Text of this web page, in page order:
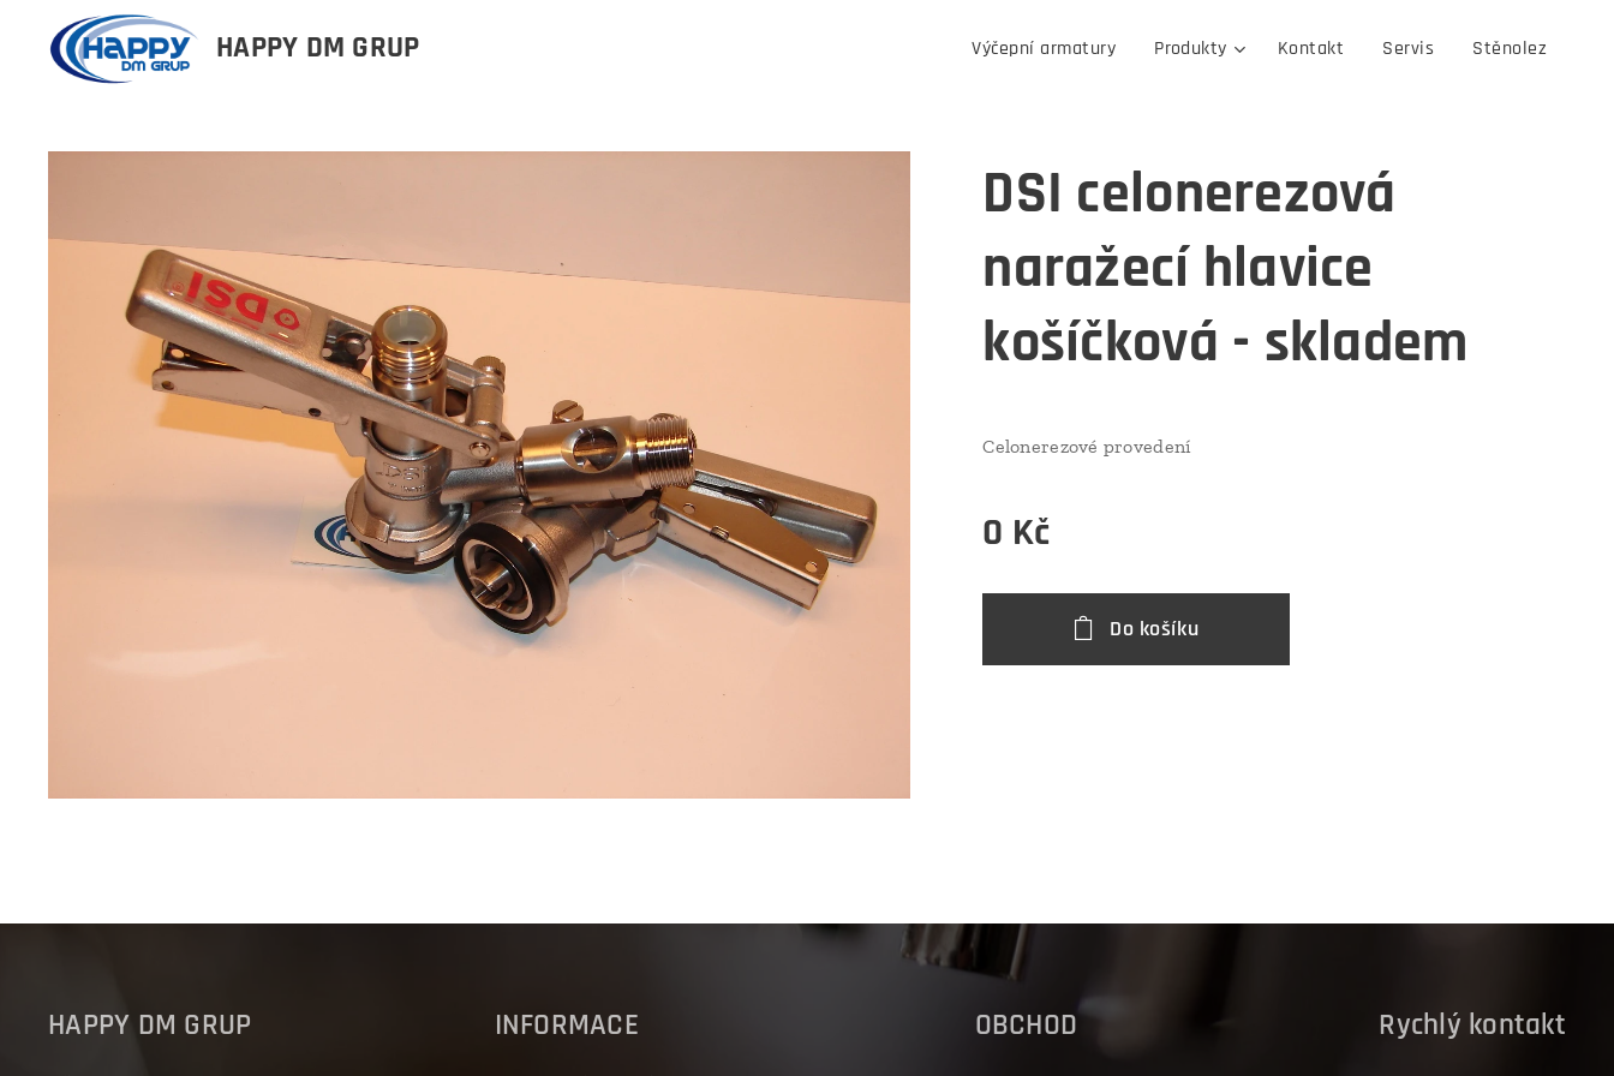
HAPPY DM GRUP Výčepní armatury Produkty Kontakt Servis Stěnolez
DSI celonerezová
naražecí hlavice
košíčková - skladem
Celonerezové provedení
0 Kč
Do košíku
HAPPY DM GRUP INFORMACE OBCHOD Rychlý kontakt